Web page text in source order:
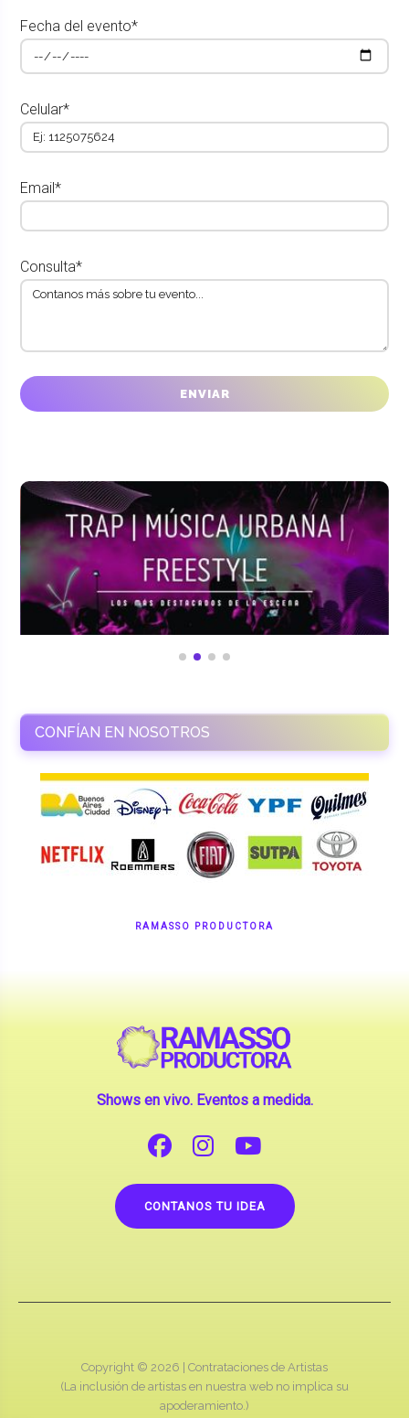
Fecha del evento*
Celular*
Email*
Consulta*
CONFÍAN EN NOSOTROS
RAMASSO PRODUCTORA
Shows en vivo. Eventos a medida.
CONTANOS TU IDEA
Copyright © 2026 | Contrataciones de Artistas
(La inclusión de artistas en nuestra web no implica su
apoderamiento.)